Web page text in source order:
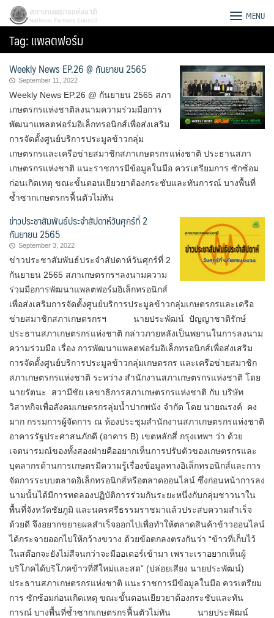
Skip
content
Search
for:
สภาเกษตรกรแห่งชาติ MENU
Tag:แพลตฟอร์ม
Weekly News EP.26 @ กันยายน 2565
September 11, 2022
Weekly News EP.26 @ กันยายน 2565 สภา
เกษตรกรแห่งชาติลงนามความร่วมมือการ
พัฒนาแพลตฟอร์มอิเล็กทรอนิกส์เพื่อส่งเสริม
การจัดตั้งศูนย์บริการประมูลข้าวกลุ่ม
เกษตรกรและเครือข่ายสมาชิกสภา​เกษตรกร​แห่งชาติ ประธานสภา​
เกษตรกร​แห่งชาติ แนะราชการมีข้อมูลในมือ ควรเตรียมการ ซักซ้อม
ก่อนเกิดเหตุ ขณะขั้นตอนเยียวยาต้องกระชับและทันการณ์ บางพื้นที่
ซ้ำซากเกษตรกรฟื้นตัวไม่ทัน
ข่าวประชาสัมพันธ์ประจำสัปดาห์วันศุกร์ที่ 2
กันยายน 2565
September 3, 2022
ข่าวประชาสัมพันธ์ประจำสัปดาห์วันศุกร์ที่ 2
กันยายน 2565 สภาเกษตรกรฯลงนามความ
ร่วมมือการพัฒนาแพลตฟอร์มอิเล็กทรอนิกส์
เพื่อส่งเสริมการจัดตั้งศูนย์บริการประมูลข้าวกลุ่มเกษตรกรและเครือ
ข่ายสมาชิกสภา​เกษตรกร​ฯ นายประพัฒน์ ปัญญาชาติรักษ์
ประธานสภาเกษตรกรแห่งชาติ กล่าวภายหลังเป็นพยานในการลงนาม
ความร่วมมือ​ เรื่อง การพัฒนาแพลตฟอร์มอิเล็กทรอนิกส์เพื่อส่งเสริม
การจัดตั้งศูนย์บริการประมูลข้าวกลุ่มเกษตรกร และเครือข่ายสมาชิก
สภาเกษตรกรแห่งชาติ ระหว่าง สำนักงานสภาเกษตรกรแห่งชาติ โดย
นายรัตนะ สวามีชัย เลขาธิการสภาเกษตรกรแห่งชาติ กับ บริษัท
วิสาหกิจเพื่อสังคมเกษตรกรลุ่มน้ำปากพนัง จำกัด โดย นายณรงค์ คง
มาก กรรมการผู้จัดการ ณ ห้องประชุมสำนักงานสภาเกษตรกรแห่งชาติ
อาคารรัฐประศาสนภักดี (อาคาร B) เขตหลักสี่ กรุงเทพฯ​ ว่า​ ด้วย
เจตนารมณ์ของทั้งสองฝ่ายคืออยากเห็นการปรับตัวของเกษตรกรและ
บุคลากรด้านการเกษตรมีความรู้เรื่องข้อมูลทางอิเล็กทรอนิกส์และการ
จัดการระบบตลาดอิเล็กทรอนิกส์หรือตลาดออนไลน์ ซึ่งก่อนหน้าการลง
นามนั้นได้มีการทดลองปฏิบัติการร่วมกันระยะหนึ่งกับกลุ่มชาวนาใน
พื้นที่จังหวัดชัยภูมิ และนครศรีธรรมราชมาแล้วประสบความสำเร็จ
ด้วยดี จึงอยากขยายผลสำเร็จออกไป​เพื่อทำให้ตลาดสินค้าข้าวออนไลน์
ได้กระจายออกไปให้กว้างขวาง​ ด้วยข้อตกลงตรงกันว่า “ข้าวที่เก็บไว้
ในสต๊อกจะยังไม่สีจนกว่าจะมีออเดอร์เข้ามา เพราะเราอยากเห็นผู้
บริโภคได้บริโภคข้าวที่สีใหม่และสด” (ปล่อย​เสียง​ นายป​ระพัฒน์)​
ประธานสภา​เกษตรกร​แห่งชาติ แนะราชการมีข้อมูลในมือ ควรเตรียม
การ ซักซ้อมก่อนเกิดเหตุ ขณะขั้นตอนเยียวยาต้องกระชับและทัน
การณ์ บางพื้นที่ซ้ำซากเกษตรกรฟื้นตัวไม่ทัน นายประพัฒน์​